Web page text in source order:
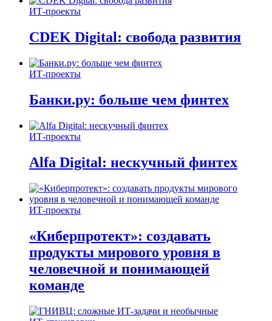
ИТ-проекты
CDEK Digital: свобода развития
ИТ-проекты
Банки.ру: больше чем финтех
ИТ-проекты
Alfa Digital: нескучный финтех
ИТ-проекты
«Киберпротект»: создавать
продукты мирового уровня в
человечной и понимающей
команде